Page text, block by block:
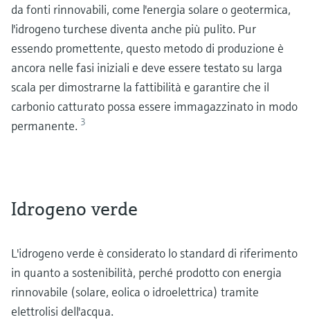
da fonti rinnovabili, come l'energia solare o geotermica,
l'idrogeno turchese diventa anche più pulito. Pur
essendo promettente, questo metodo di produzione è
ancora nelle fasi iniziali e deve essere testato su larga
scala per dimostrarne la fattibilità e garantire che il
carbonio catturato possa essere immagazzinato in modo
permanente. 3
Idrogeno verde
L'idrogeno verde è considerato lo standard di riferimento
in quanto a sostenibilità, perché prodotto con energia
rinnovabile (solare, eolica o idroelettrica) tramite
elettrolisi dell'acqua.